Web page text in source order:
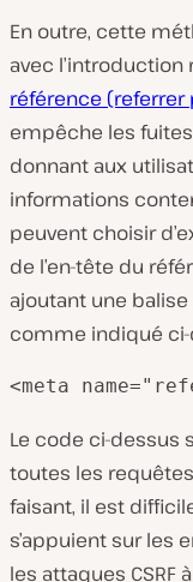
En outre, cette
avec l’introduction
référence (referrer
empêche les fuites
donnant aux
informations
peuvent choisir
de l’en-tête du
ajoutant une balise
comme indiqué ci-
<meta
Le code ci-dessus
toutes les
faisant, il est
s’appuient sur les
les attaques CSRF